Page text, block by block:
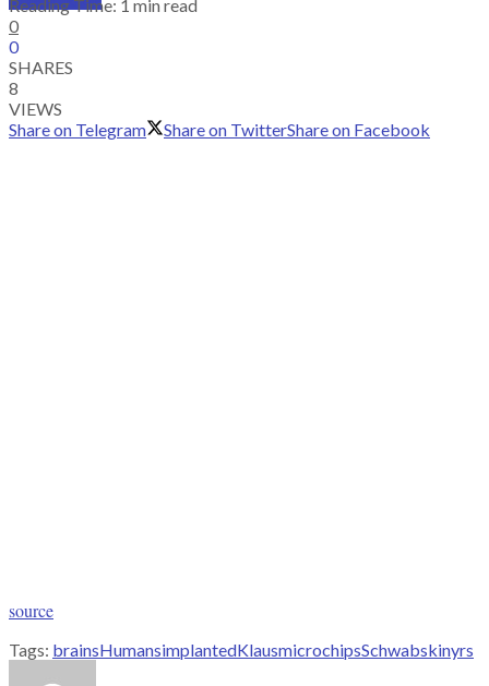
Reading Time: 1 min read
0
0
SHARES
8
VIEWS
Share on Telegram
Share on TwitterShare on Facebook
source
Tags: brainsHumansimplantedKlausmicrochipsSchwabskinyrs